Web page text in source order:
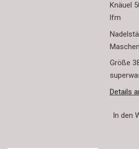
Knäuel
lfm
Größe
Details
In den